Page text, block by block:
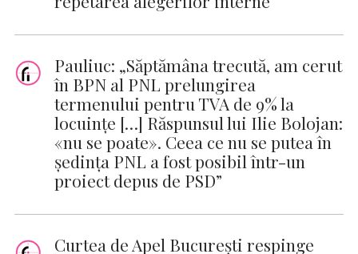
Pauliuc: „Săptămâna trecută, am cerut
în BPN al PNL prelungirea
termenului pentru TVA de 9% la
locuinţe […] Răspunsul lui Ilie Bolojan:
«nu se poate». Ceea ce nu se putea în
şedinţa PNL a fost posibil într-un
proiect depus de PSD”
Curtea de Apel București respinge